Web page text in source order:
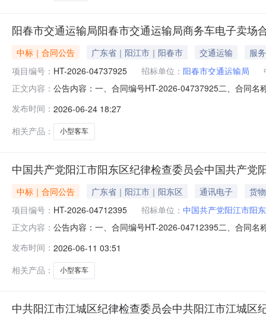
阳春市交通运输局阳春市交通运输局商务车电子卖场
中标｜合同公告 广东省｜阳江市｜阳春市 交通运输
服务
项目编号： HT-2026-04737925 招标单位： 阳春市交通运输局
正文内容： 公告内容：一、合同编号HT-2026-04737925二、合同
道联系方式：15875169703六、合同主要信息主要标的
发布时间： 2026-06-24 18:27
相关产品：
小型客车
中国共产党阳江市阳东区纪律检查委员会中国共产
中标｜合同公告 广东省｜阳江市｜阳东区 通讯电子
货物
项目编号： HT-2026-04712395 招标单位： 中国共产党阳江市阳
正文内容： 公告内容：一、合同编号HT-2026-04712395二、合同
方式：0662-6611420供应商(乙方)：广州广汽商贸长佳
发布时间： 2026-06-11 03:51
相关产品：
小型客车
中共阳江市江城区纪律检查委员会中共阳江市江城